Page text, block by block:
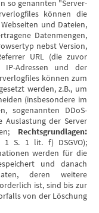
so genannten "Server-
können die
und Dateien,
Datenmengen,
nebst Version,
URL (die zuvor
Adressen und der
können zum
werden, z.B., um
(insbesondere im
sogenannten DDoS-
der Server
Rechtsgrundlagen:
1 S. 1 lit. f) DSGVO);
werden für die
und danach
deren weitere
ist, sind bis zur
von der Löschung